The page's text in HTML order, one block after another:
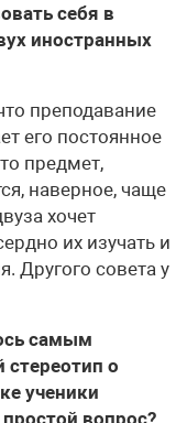
себя в
иностранных
преподавание
его постоянное
предмет,
наверное, чаще
хочет
их изучать и
Другого совета у
самым
о
ученики
вопрос?